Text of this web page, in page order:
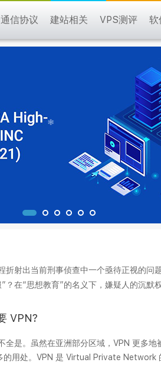
通信协议 建站相关 VPS测评 软
射出当前刑事侦查中一个亟待正视的问
在“思想教育”的名义下，嫌疑人的沉默
VPN?
全是。虽然在亚洲部分区域，VPN 更多地
的用处。VPN 是 Virtual Private Network